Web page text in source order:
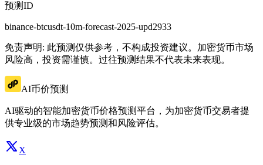
预测ID
binance-btcusdt-10m-forecast-2025-upd2933
免责声明: 此预测仅供参考，不构成投资建议。加密货币市场
风险高，投资需谨慎。过往预测结果不代表未来表现。
AI币价预测
AI驱动的智能加密货币价格预测平台，为加密货币交易者提
供专业级的市场趋势预测和风险评估。
X